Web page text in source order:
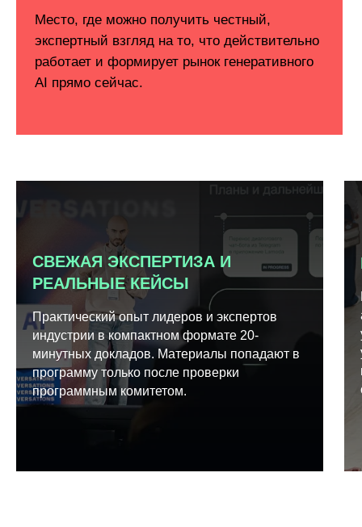
СВЕЖАЯ ЭКСПЕРТИЗА И
РЕАЛЬНЫЕ КЕЙСЫ
Практический опыт лидеров и экспертов
индустрии в компактном формате 20-
минутных докладов. Материалы попадают в
программу только после проверки
программным комитетом.